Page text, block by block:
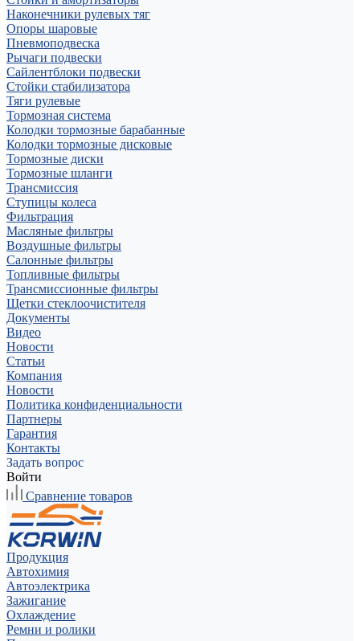
Наконечники рулевых тяг
Опоры шаровые
Пневмоподвеска
Рычаги подвески
Сайлентблоки подвески
Стойки стабилизатора
Тяги рулевые
Тормозная система
Колодки тормозные барабанные
Колодки тормозные дисковые
Тормозные диски
Тормозные шланги
Трансмиссия
Ступицы колеса
Фильтрация
Масляные фильтры
Воздушные фильтры
Салонные фильтры
Топливные фильтры
Трансмиссионные фильтры
Щетки стеклоочистителя
Документы
Видео
Новости
Статьи
Компания
Новости
Политика конфиденциальности
Партнеры
Гарантия
Контакты
Задать вопрос
Войти
Сравнение товаров
Продукция
Автохимия
Автоэлектрика
Зажигание
Охлаждение
Ремни и ролики